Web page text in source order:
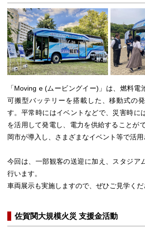
「Moving e (ムービングイー)」は、燃料電
可搬型バッテリーを搭載した、移動式の
す。平常時にはイベントなどで、災害時に
を活用して発電し、電力を供給することが
岡市が導入し、さまざまなイベント等で活用
今回は、一部観客の送迎に加え、スタジア
行います。
車両展示も実施しますので、ぜひご見学くだ
佐賀関大規模火災 支援金活動